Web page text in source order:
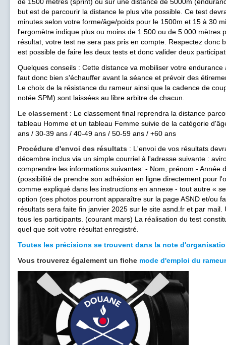
but est de parcourir la distance le plus vite possible. Ce test
minutes selon votre forme/âge/poids pour le 1500m et 15 à 30
l'ergomètre indique plus ou moins de 1.500 ou de 5.000 mètres
résultat, votre test ne sera pas pris en compte. Respectez donc
est possible de faire les deux tests et donc valider deux
Quelques conseils : Cette distance va mobiliser votre
faut donc bien s'échauffer avant la séance et prévoir des
Le choix de la résistance du rameur ainsi que la cadence de
notée SPM) sont laissées au libre arbitre de chacun.
Le classement : Le classement final reprendra la distance
tableau Homme et un tableau Femme suivie de la catégorie
ans / 30-39 ans / 40-49 ans / 50-59 ans / +60 ans
Procédure d'envoi des résultats : L'envoi de vos résultats
décembre inclus via un simple courriel à l'adresse suivante :
comprendre les informations suivantes: - Nom, prénom - Année
(possibilité de prendre son adhésion en ligne directement pour
comme expliqué dans les instructions en annexe - tout autre «
option (ces photos pourront apparaître sur la page ASND et/ou
résultats sera faite fin janvier 2025 sur le site asnd.fr et par
tous les participants. (courant mars) La réalisation du test
quel que soit votre résultat enregistré.
Toutes les précisions se trouvent dans la note
Vous trouverez également un fiche mode d'emploi du